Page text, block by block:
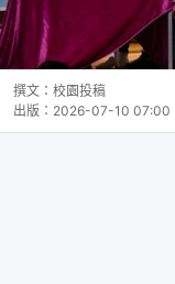
撰文： 校園投稿
出版： 2026-07-10 07:00